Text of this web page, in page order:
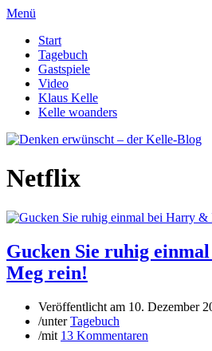
Menü
Start
Tagebuch
Gastspiele
Video
Klaus Kelle
Kelle woanders
Netflix
Gucken Sie ruhig
Meg rein!
Veröffentlicht am 10. Dezember
/unterTagebuch
/mit 13 Kommentaren